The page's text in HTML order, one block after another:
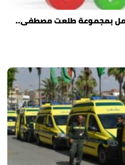
3070 فرصة عمل بمجموعة طلعت مصطفى..